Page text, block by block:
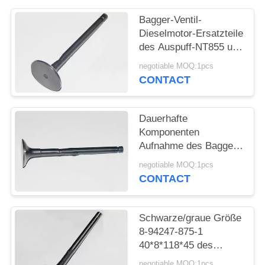
Bagger-Ventil-
Dieselmotor-Ersatzteile
des Auspuff-NT855 und
des Einlasses 135957
145701
negotiable MOQ:1pcs
CONTACT
Dauerhafte
Komponenten
Aufnahme des Bagger-
6D31 und
Auslassventile
negotiable MOQ:1pcs
CONTACT
Schwarze/graue Größe
8-94247-875-1
40*8*118*45 des
Bagger-4JB1 des